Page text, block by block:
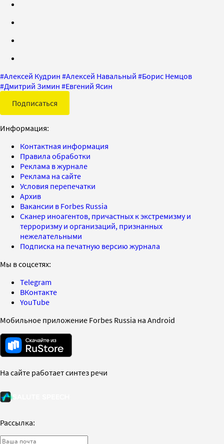
#Алексей Кудрин #Алексей Навальный #Борис Немцов
#Дмитрий Зимин #Евгений Ясин
Подписаться
Информация:
Контактная информация
Правила обработки
Реклама в журнале
Реклама на сайте
Условия перепечатки
Архив
Вакансии в Forbes Russia
Сканер иноагентов, причастных к экстремизму и
терроризму и организаций, признанных
нежелательными
Подписка на печатную версию журнала
Мы в соцсетях:
Telegram
ВКонтакте
YouTube
Мобильное приложение Forbes Russia на Android
На сайте работает синтез речи
Рассылка: